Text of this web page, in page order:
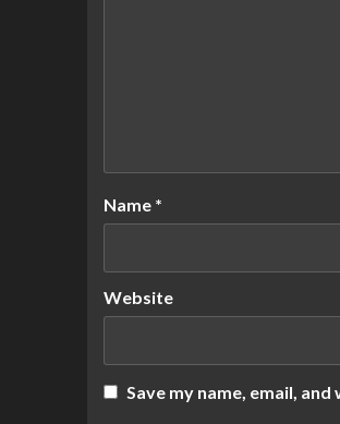
Name *
Website
Save my name, email,